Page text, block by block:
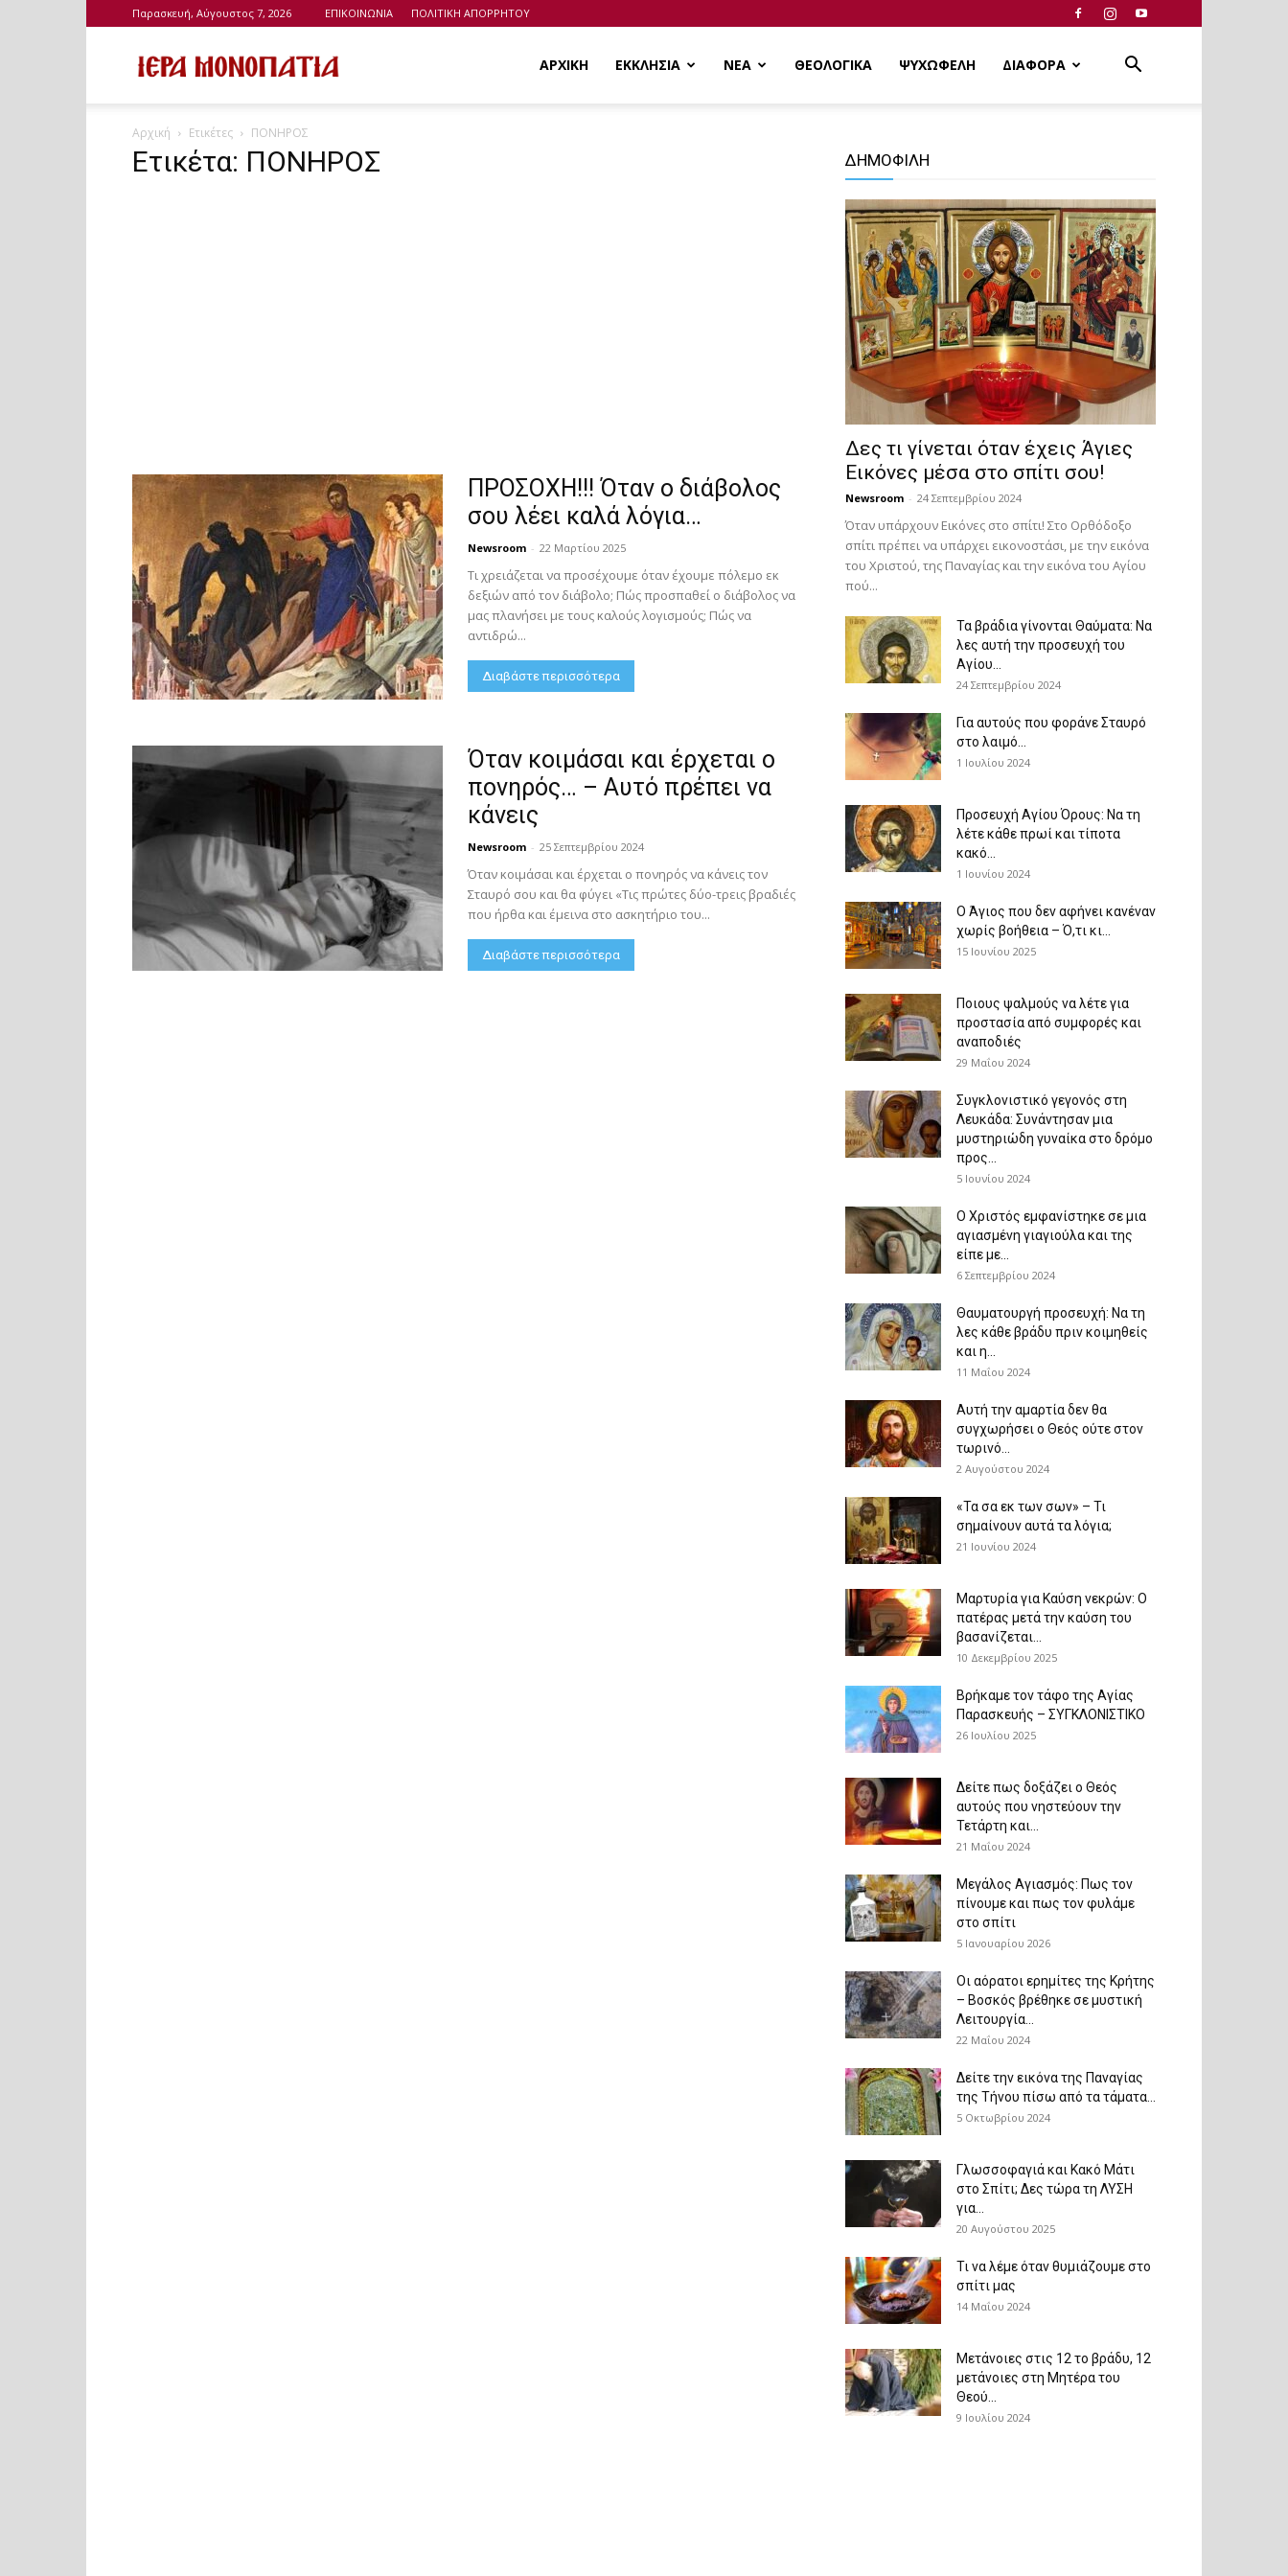
Παρασκευή, Αύγουστος 7, 2026 ΕΠΙΚΟΙΝΩΝΙΑ ΠΟΛΙΤΙΚΗ ΑΠΟΡΡΗΤΟΥ
ΑΡΧΙΚΗ ΕΚΚΛΗΣΙΑ ΝΕΑ ΘΕΟΛΟΓΙΚΑ ΨΥΧΩΦΕΛΗ ΔΙΑΦΟΡΑ
Αρχική Ετικέτες ΠΟΝΗΡΟΣ
Ετικέτα: ΠΟΝΗΡΟΣ
ΠΡΟΣΟΧΗ!!! Όταν ο διάβολος
σου λέει καλά λόγια…
Newsroom - 22 Μαρτίου 2025
Τι χρειάζεται να προσέχουμε όταν έχουμε πόλεμο εκ
δεξιών από τον διάβολο; Πώς προσπαθεί ο διάβολος να
μας πλανήσει με τους καλούς λογισμούς; Πώς να
αντιδρώ...
Διαβάστε περισσότερα
Όταν κοιμάσαι και έρχεται ο
πονηρός… – Αυτό πρέπει να
κάνεις
Newsroom - 25 Σεπτεμβρίου 2024
Όταν κοιμάσαι και έρχεται ο πονηρός να κάνεις τον
Σταυρό σου και θα φύγει «Τις πρώτες δύο-τρεις βραδιές
που ήρθα και έμεινα στο ασκητήριο του...
Διαβάστε περισσότερα
ΔΗΜΟΦΙΛΗ
Δες τι γίνεται όταν έχεις Άγιες
Εικόνες μέσα στο σπίτι σου!
Newsroom - 24 Σεπτεμβρίου 2024
Όταν υπάρχουν Εικόνες στο σπίτι! Στο Ορθόδοξο
σπίτι πρέπει να υπάρχει εικονοστάσι, με την εικόνα
του Χριστού, της Παν­αγίας και την εικόνα του Αγίου
πού...
Τα βράδια γίνονται Θαύματα: Να
λες αυτή την προσευχή του
Αγίου...
24 Σεπτεμβρίου 2024
Για αυτούς που φοράνε Σταυρό
στο λαιμό…
1 Ιουλίου 2024
Προσευχή Αγίου Όρους: Να τη
λέτε κάθε πρωί και τίποτα
κακό...
1 Ιουνίου 2024
Ο Άγιος που δεν αφήνει κανέναν
χωρίς βοήθεια – Ό,τι κι...
15 Ιουνίου 2025
Ποιους ψαλμούς να λέτε για
προστασία από συμφορές και
αναποδιές
29 Μαΐου 2024
Συγκλονιστικό γεγονός στη
Λευκάδα: Συνάντησαν μια
μυστηριώδη γυναίκα στο δρόμο
προς...
5 Ιουνίου 2024
Ο Χριστός εμφανίστηκε σε μια
αγιασμένη γιαγιούλα και της
είπε με...
6 Σεπτεμβρίου 2024
Θαυματουργή προσευχή: Να τη
λες κάθε βράδυ πριν κοιμηθείς
και η...
11 Μαΐου 2024
Αυτή την αμαρτία δεν θα
συγχωρήσει ο Θεός ούτε στον
τωρινό...
2 Αυγούστου 2024
«Τα σα εκ των σων» – Τι
σημαίνουν αυτά τα λόγια;
21 Ιουνίου 2024
Μαρτυρία για Καύση νεκρών: Ο
πατέρας μετά την καύση του
βασανίζεται...
10 Δεκεμβρίου 2025
Βρήκαμε τον τάφο της Αγίας
Παρασκευής – ΣΥΓΚΛΟΝΙΣΤΙΚΟ
26 Ιουλίου 2025
Δείτε πως δοξάζει ο Θεός
αυτούς που νηστεύουν την
Τετάρτη και...
21 Μαΐου 2024
Μεγάλος Αγιασμός: Πως τον
πίνουμε και πως τον φυλάμε
στο σπίτι
5 Ιανουαρίου 2026
Οι αόρατοι ερημίτες της Κρήτης
– Βοσκός βρέθηκε σε μυστική
Λειτουργία...
22 Μαΐου 2024
Δείτε την εικόνα της Παναγίας
της Τήνου πίσω από τα τάματα...
5 Οκτωβρίου 2024
Γλωσσοφαγιά και Κακό Μάτι
στο Σπίτι; Δες τώρα τη ΛΥΣΗ
για...
20 Αυγούστου 2025
Τι να λέμε όταν θυμιάζουμε στο
σπίτι μας
14 Μαΐου 2024
Μετάνοιες στις 12 το βράδυ, 12
μετάνοιες στη Μητέρα του
Θεού...
9 Ιουλίου 2024